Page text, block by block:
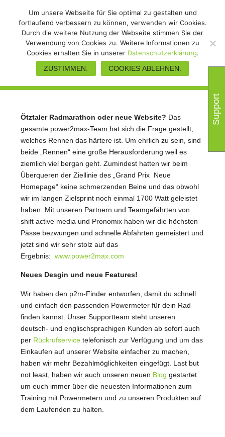
Willkommen auf der neuen
power2max-Homepage
Ötztaler Radmarathon oder neue Website? Das
gesamte power2max-Team hat sich die Frage gestellt,
welches Rennen das härtere ist. Um ehrlich zu sein, sind
beide „Rennen“ eine große Herausforderung weil es
ziemlich viel bergan geht. Zumindest hatten wir beim
Überqueren der Ziellinie des „Grand Prix Neue
Homepage“ keine schmerzenden Beine und das obwohl
wir im langen Zielsprint noch einmal 1700 Watt geleistet
haben. Mit unseren Partnern und Teamgefährten von
shift active media und Pronomix haben wir die höchsten
Pässe bezwungen und schnelle Abfahrten gemeistert und
jetzt sind wir sehr stolz auf das
Ergebnis:www.power2max.com
Neues Desgin und neue Features!
Wir haben den p2m-Finder entworfen, damit du schnell
und einfach den passenden Powermeter für dein Rad
finden kannst. Unser Supportteam steht unseren
deutsch- und englischsprachigen Kunden ab sofort auch
per Rückrufservice telefonisch zur Verfügung und um das
Einkaufen auf unserer Website einfacher zu machen,
haben wir mehr Bezahlmöglichkeiten eingefügt. Last but
not least, haben wir auch unseren neuen Blog gestartet
um euch immer über die neuesten Informationen zum
Training mit Powermetern und zu unseren Produkten auf
dem Laufenden zu halten.
Support
Um unsere Webseite für Sie optimal zu gestalten und
fortlaufend verbessern zu können, verwenden wir Cookies.
Durch die weitere Nutzung der Webseite stimmen Sie der
Verwendung von Cookies zu. Weitere Informationen zu
Cookies erhalten Sie in unserer Datenschutzerklärung.
ZUSTIMMEN.
COOKIES ABLEHNEN.